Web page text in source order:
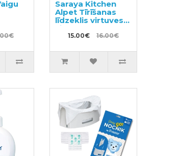
Saraya Kitchen
Alpet Tīrīšanas
līdzeklis virtuves
virsmām un
traukiem 400ml
15.00€ 16.00€